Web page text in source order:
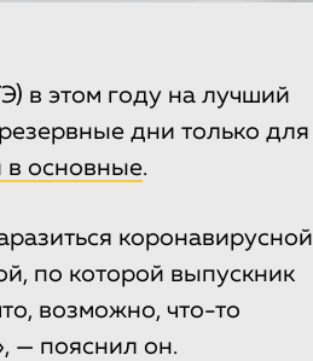
в этом году на лучший
дни только для
в основные.
коронавирусной
по которой выпускник
возможно, что-то
— пояснил он.